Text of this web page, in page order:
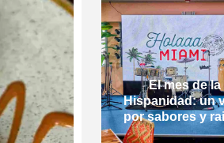
El mes de la
Hispanidad: un
por sabores y